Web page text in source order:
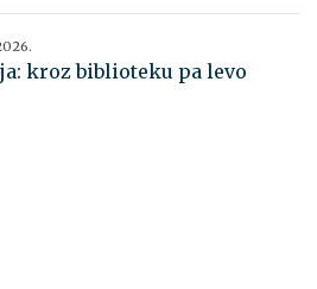
kroz biblioteku pa levo